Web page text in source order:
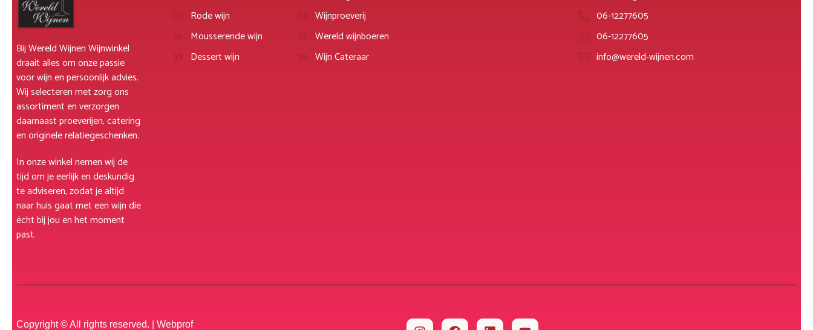
Bij Wereld Wijnen Wijnwinkel
draait alles om onze passie
voor wijn en persoonlijk advies.
Wij selecteren met zorg ons
assortiment en verzorgen
daarnaast proeverijen, catering
en originele relatiegeschenken.
In onze winkel nemen wij de
tijd om je eerlijk en deskundig
te adviseren, zodat je altijd
naar huis gaat met een wijn die
écht bij jou en het moment
past.
Rode wijn
Mousserende wijn
Dessert wijn
Wijnproeverij
Wereld wijnboeren
Wijn Cateraar
06-12277605
06-12277605
info@wereld-wijnen.com
Copyright © All rights reserved. | Webprof